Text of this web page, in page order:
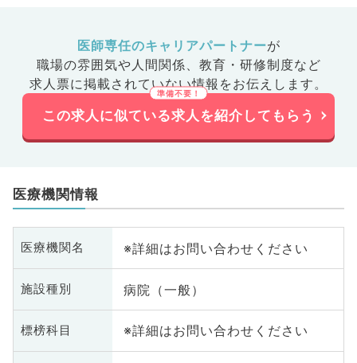
医師専任のキャリアパートナーが
職場の雰囲気や人間関係、 教育・研修制度など
求人票に掲載されていない情報をお伝えします。
この求人に似ている求人を紹介してもらう
医療機関情報
医療機関名 ※詳細はお問い合わせください
施設種別 病院（一般）
標榜科目 ※詳細はお問い合わせください